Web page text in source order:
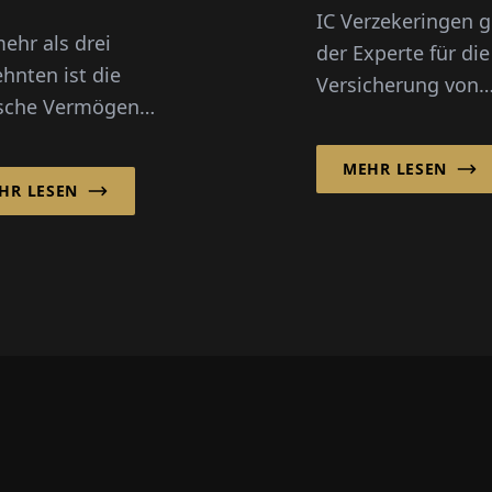
als drei
ist die
Vermögen
im Bereich
LESEN
IC Verzekeringen
der Experte für die
Versicherung von
und staatlichen
gemeinnützigen
MEHR LESEN